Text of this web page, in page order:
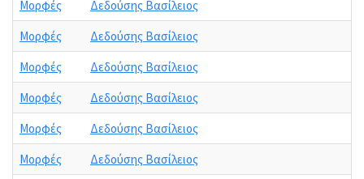
Μορφές
Δεδούσης Βασίλειος
Μορφές
Δεδούσης Βασίλειος
Μορφές
Δεδούσης Βασίλειος
Μορφές
Δεδούσης Βασίλειος
Μορφές
Δεδούσης Βασίλειος
Μορφές
Δεδούσης Βασίλειος